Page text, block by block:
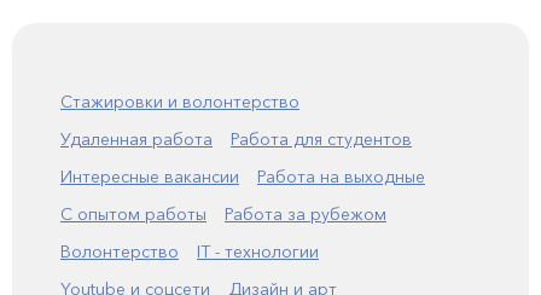
Стажировки и волонтерство
Удаленная работа
Работа для студентов
Интересные вакансии
Работа на выходные
С опытом работы
Работа за рубежом
Волонтерство
IT - технологии
Youtube и соцсети
Дизайн и арт